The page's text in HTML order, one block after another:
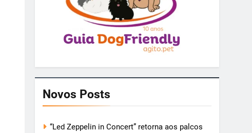
Novos Posts
“Led Zeppelin in Concert” retorna aos palcos